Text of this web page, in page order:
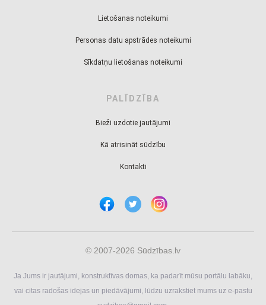
Lietošanas noteikumi
Personas datu apstrādes noteikumi
Sīkdatņu lietošanas noteikumi
PALĪDZĪBA
Bieži uzdotie jautājumi
Kā atrisināt sūdzību
Kontakti
© 2007-2026 Sūdzības.lv
Ja Jums ir jautājumi, konstruktīvas domas, ka padarīt mūsu portālu labāku,
vai citas radošas idejas un piedāvājumi, lūdzu uzrakstiet mums uz e-pastu